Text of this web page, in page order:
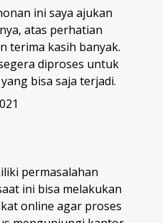
ini saya ajukan
atas perhatian
terima kasih banyak.
diproses untuk
bisa saja terjadi.
permasalahan
ini bisa melakukan
online agar proses